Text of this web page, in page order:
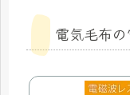
電気毛布